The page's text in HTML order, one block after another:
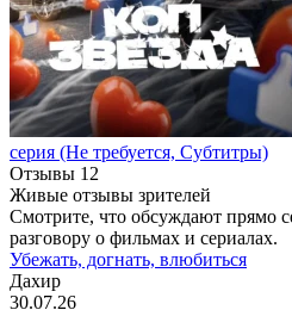
серия (Не требуется, Субтитры)
Отзывы 12
Живые отзывы зрителей
Смотрите, что обсуждают прямо
разговору о фильмах и сериалах.
Убежать, догнать, влюбиться
Дахир
30.07.26